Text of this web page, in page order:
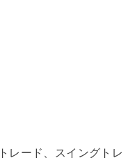
レード、スイングトレ